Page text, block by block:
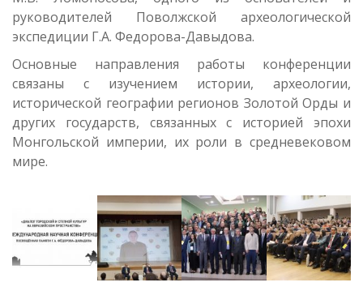
руководителей Поволжской археологической
экспедиции Г.А. Федорова-Давыдова.
Основные направления работы конференции
связаны с изучением истории, археологии,
исторической географии регионов Золотой Орды и
других государств, связанных с историей эпохи
Монгольской империи, их роли в средневековом
мире.